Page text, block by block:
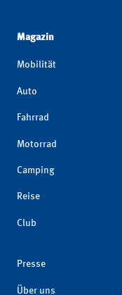
Magazin
Mobilität
Auto
Fahrrad
Motorrad
Camping
Reise
Club
Presse
Über uns